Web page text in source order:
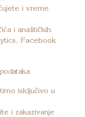
i vreme
i analitičkih
Facebook
isključivo u
i zakazivanje